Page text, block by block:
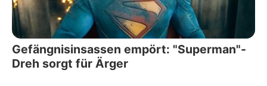
Gefängnisinsassen empört: "Superman"-
Dreh sorgt für Ärger